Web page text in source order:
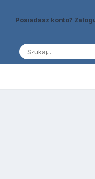
Posiadasz konto?